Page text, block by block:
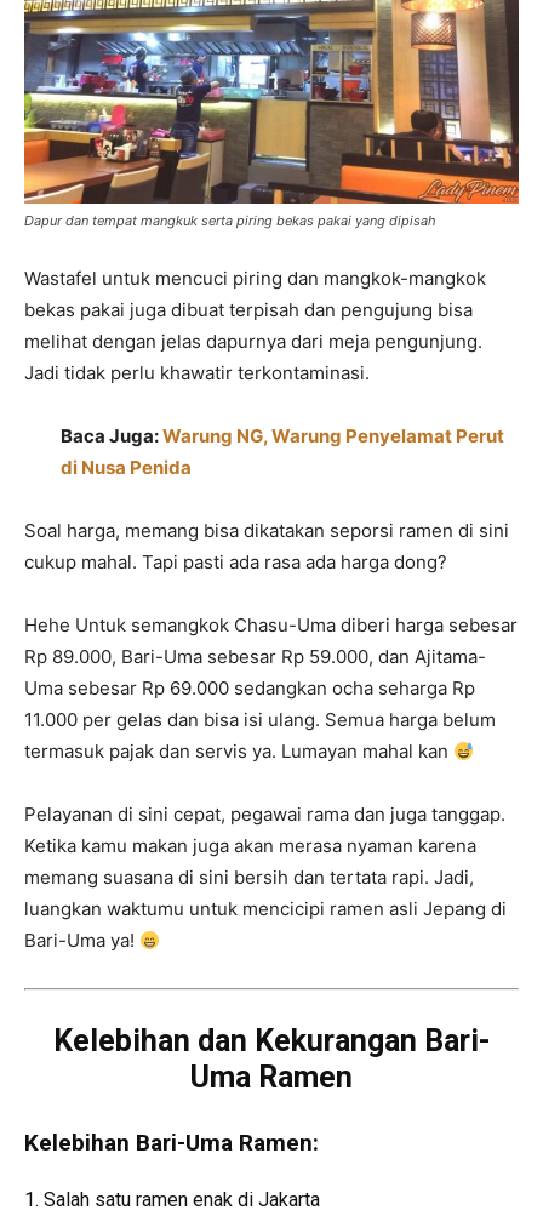
Dapur dan tempat mangkuk serta piring bekas pakai yang dipisah
Wastafel untuk mencuci piring dan mangkok-mangkok
bekas pakai juga dibuat terpisah dan pengujung bisa
melihat dengan jelas dapurnya dari meja pengunjung.
Jadi tidak perlu khawatir terkontaminasi.
Baca Juga:Warung NG, Warung Penyelamat Perut
di Nusa Penida
Soal harga, memang bisa dikatakan seporsi ramen di sini
cukup mahal. Tapi pasti ada rasa ada harga dong?
Hehe Untuk semangkok Chasu-Uma diberi harga sebesar
Rp 89.000, Bari-Uma sebesar Rp 59.000, dan Ajitama-
Uma sebesar Rp 69.000 sedangkan ocha seharga Rp
11.000 per gelas dan bisa isi ulang. Semua harga belum
termasuk pajak dan servis ya. Lumayan mahal kan
Pelayanan di sini cepat, pegawai rama dan juga tanggap.
Ketika kamu makan juga akan merasa nyaman karena
memang suasana di sini bersih dan tertata rapi. Jadi,
luangkan waktumu untuk mencicipi ramen asli Jepang di
Bari-Uma ya!
Kelebihan dan Kekurangan Bari-
Uma Ramen
Kelebihan Bari-Uma Ramen:
1. Salah satu ramen enak di Jakarta